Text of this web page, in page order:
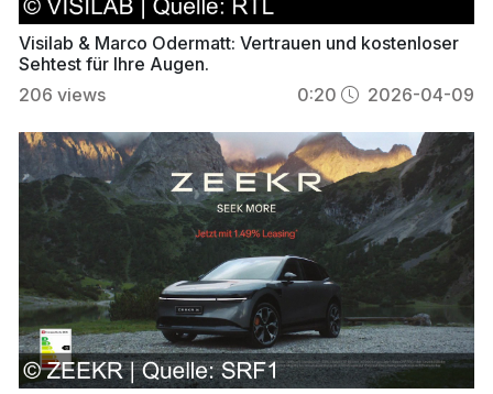
Visilab & Marco Odermatt: Vertrauen und kostenloser
Sehtest für Ihre Augen.
206 views 0:20 2026-04-09